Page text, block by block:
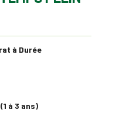
à Durée
à 3 ans)